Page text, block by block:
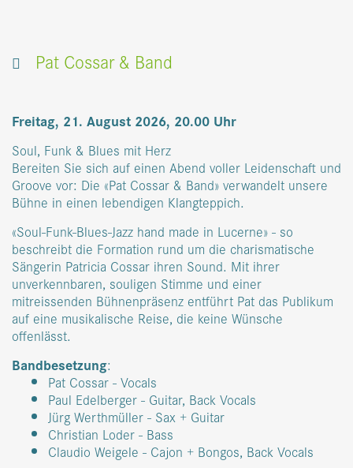
Pat Cossar & Band
Freitag, 21. August 2026, 20.00 Uhr
Soul, Funk & Blues mit Herz
Bereiten Sie sich auf einen Abend voller Leidenschaft und
Groove vor: Die «Pat Cossar & Band» verwandelt unsere
Bühne in einen lebendigen Klangteppich.
«Soul-Funk-Blues-Jazz hand made in Lucerne» - so
beschreibt die Formation rund um die charismatische
Sängerin Patricia Cossar ihren Sound. Mit ihrer
unverkennbaren, souligen Stimme und einer
mitreissenden Bühnenpräsenz entführt Pat das Publikum
auf eine musikalische Reise, die keine Wünsche
offenlässt.
Bandbesetzung:
Pat Cossar - Vocals
Paul Edelberger - Guitar, Back Vocals
Jürg Werthmüller - Sax + Guitar
Christian Loder - Bass
Claudio Weigele - Cajon + Bongos, Back Vocals